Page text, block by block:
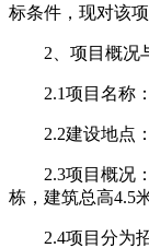
标条件，现对该
2、项目概况
2.1项目名称：
2.2建设地点：
2.3项目概况：
栋，建筑总高4.5
2.4项目分为招